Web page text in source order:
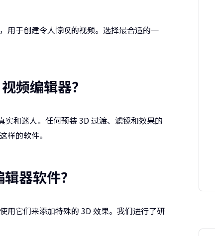
用于创建令人惊叹的视频。选择最合适的一
频编辑器？
和迷人。任何预装 3D 过渡、滤镜和效果的
样的软件。
器软件？
用它们来添加特殊的 3D 效果。我们进行了研